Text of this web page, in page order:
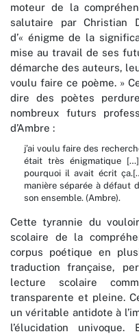
moteur de la
salutaire par Christian
d’« énigme de la
mise au travail de ses
démarche des auteurs,
voulu faire ce poème. »
dire des poètes
nombreux futurs
d’Ambre :
j’ai voulu faire des
était très énigmatique
pourquoi il avait écrit
manière séparée à défaut
son ensemble. (Ambre).
Cette tyrannie du
scolaire de la
corpus poétique en
traduction française,
lecture scolaire
transparente et pleine.
un véritable antidote à
l’élucidation